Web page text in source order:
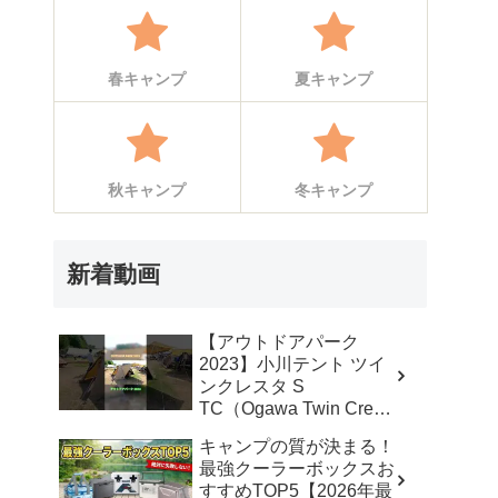
春キャンプ 夏キャンプ
秋キャンプ 冬キャンプ
新着動画
【アウトドアパーク
2023】小川テント ツイ
ンクレスタ S
TC（Ogawa Twin Cresta
介 #Short #ショート –
akoakoa
キャンプの質が決まる！
最強クーラーボックスお
すすめTOP5【2026年最